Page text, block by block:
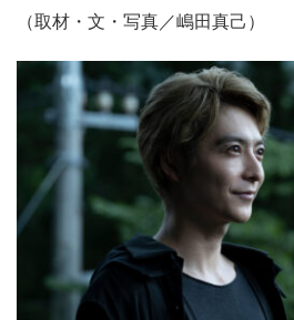
（取材・文・写真／嶋田真己）